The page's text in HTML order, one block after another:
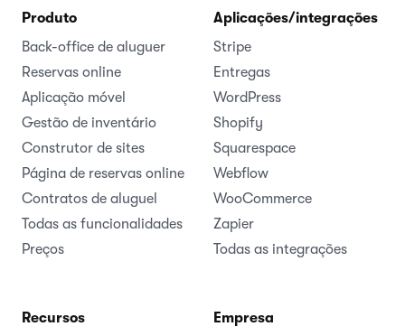
Produto
Back-office de aluguer
Reservas online
Aplicação móvel
Gestão de inventário
Construtor de sites
Página de reservas online
Contratos de aluguel
Todas as funcionalidades
Preços
Aplicações/integrações
Stripe
Entregas
WordPress
Shopify
Squarespace
Webflow
WooCommerce
Zapier
Todas as integrações
Recursos
Empresa